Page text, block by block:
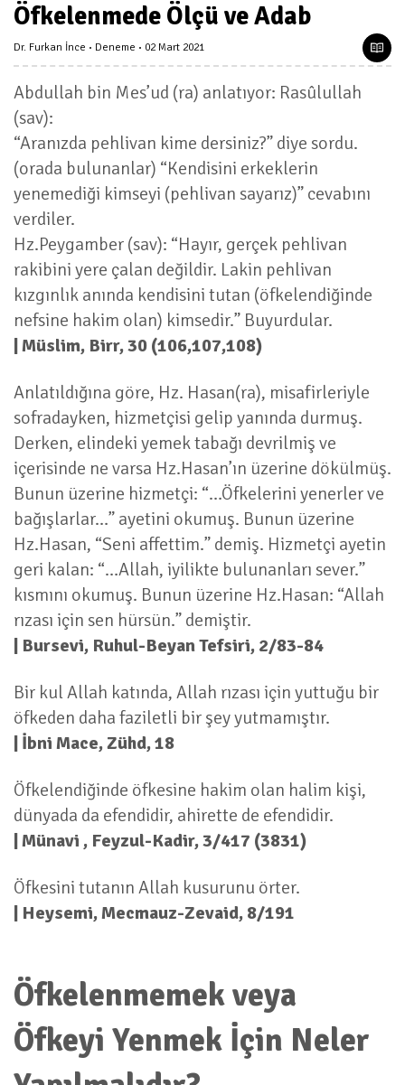
Öfkelenmede Ölçü ve Adab
Dr. Furkan İnce Deneme 02 Mart 2021
Abdullah bin Mes’ud (ra) anlatıyor: Rasûlullah
(sav):
“Aranızda pehlivan kime dersiniz?” diye sordu.
(orada bulunanlar) “Kendisini erkeklerin
yenemediği kimseyi (pehlivan sayarız)” cevabını
verdiler.
Hz.Peygamber (sav): “Hayır, gerçek pehlivan
rakibini yere çalan değildir. Lakin pehlivan
kızgınlık anında kendisini tutan (öfkelendiğinde
nefsine hakim olan) kimsedir.” Buyurdular.
| Müslim, Birr, 30 (106,107,108)
Anlatıldığına göre, Hz. Hasan(ra), misafirleriyle
sofradayken, hizmetçisi gelip yanında durmuş.
Derken, elindeki yemek tabağı devrilmiş ve
içerisinde ne varsa Hz.Hasan’ın üzerine dökülmüş.
Bunun üzerine hizmetçi: “…Öfkelerini yenerler ve
bağışlarlar…” ayetini okumuş. Bunun üzerine
Hz.Hasan, “Seni affettim.” demiş. Hizmetçi ayetin
geri kalan: “…Allah, iyilikte bulunanları sever.”
kısmını okumuş. Bunun üzerine Hz.Hasan: “Allah
rızası için sen hürsün.” demiştir.
| Bursevi, Ruhul-Beyan Tefsiri, 2/83-84
Bir kul Allah katında, Allah rızası için yuttuğu bir
öfkeden daha faziletli bir şey yutmamıştır.
| İbni Mace, Zühd, 18
Öfkelendiğinde öfkesine hakim olan halim kişi,
dünyada da efendidir, ahirette de efendidir.
| Münavi , Feyzul-Kadir, 3/417 (3831)
Öfkesini tutanın Allah kusurunu örter.
| Heysemi, Mecmauz-Zevaid, 8/191
Öfkelenmemek veya
Öfkeyi Yenmek İçin Neler